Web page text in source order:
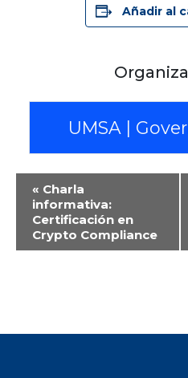
Añadir al
UMSA |
Evento
de
Navegación
« Charla
informativa:
Certificación en
Crypto Compliance